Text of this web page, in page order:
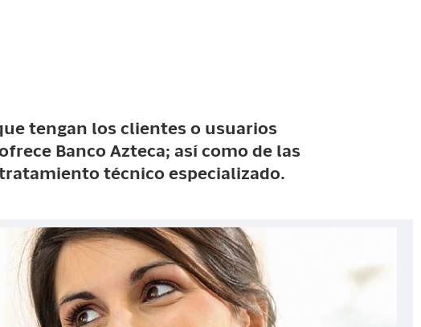
tengan los clientes o usuarios
Banco Azteca; así como de las
técnico especializado.